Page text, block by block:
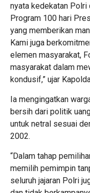
nyata kedekatan Polri
Program 100 hari
yang memberikan
Kami juga
elemen masyarakat,
masyarakat dalam
kondusif,” ujar
Ia mengingatkan
bersih dari politik
untuk netral sesuai
2002.
“Dalam tahap
memilih pemimpin
seluruh jajaran Polri